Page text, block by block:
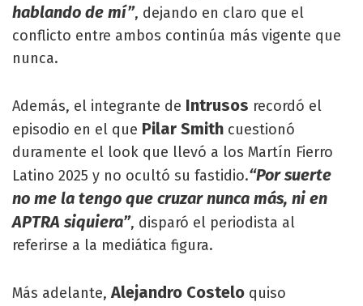
hablando de mí”, dejando en claro que el
conflicto entre ambos continúa más vigente que
nunca.
Además, el integrante de Intrusos recordó el
episodio en el que Pilar Smith cuestionó
duramente el look que llevó a los Martín Fierro
Latino 2025 y no ocultó su fastidio.“Por suerte
no me la tengo que cruzar nunca más, ni en
APTRA siquiera”, disparó el periodista al
referirse a la mediática figura.
Más adelante,Alejandro Costelo quiso